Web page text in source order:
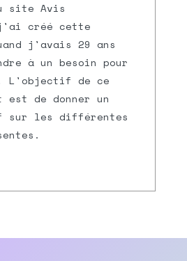
site Avis
créé cette
j'avais 29 ans
à un besoin pour
L'objectif de ce
de donner un
sur les différentes